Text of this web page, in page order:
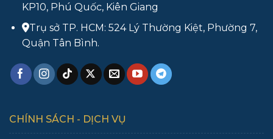
KP10, Phú Quốc, Kiên Giang
Trụ sở TP. HCM: 524 Lý Thường Kiệt, Phường 7,
Quận Tân Bình.
CHÍNH SÁCH - DỊCH VỤ